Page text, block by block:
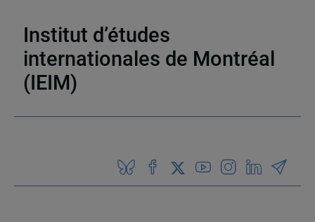
Institut d’études
internationales de Montréal
(IEIM)